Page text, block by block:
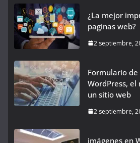
¿La mejor
paginas web?
2 septiembre,
Formulario
WordPress,
un sitio web
2 septiembre,
imágenes en